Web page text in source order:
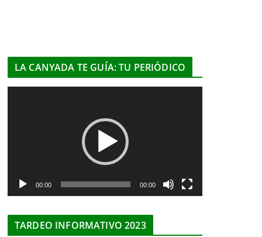
LA CANYADA TE GUÍA: TU PERIÓDICO
c
00:00 00:00
TARDEO INFORMATIVO 2023